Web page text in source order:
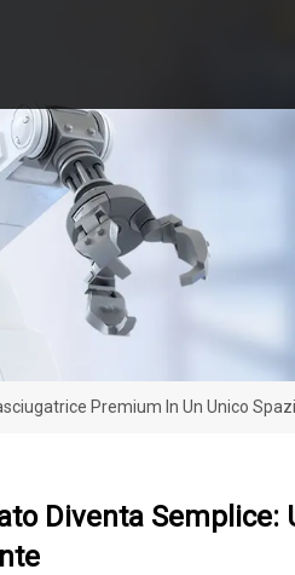
Premium In Un Unico
Diventa Semplice: